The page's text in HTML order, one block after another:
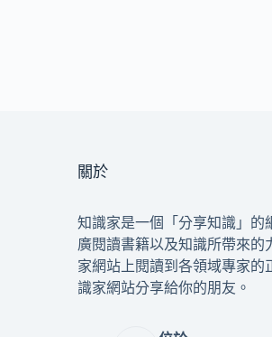
關於
知識家是一個「分享知識」的
廣閱讀書籍以及知識所帶來的
家網站上閱讀到各領域專家的
識家網站分享給你的朋友。